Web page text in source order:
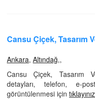
Cansu Çiçek, Tasarım
Ankara, Altındağ,,
Cansu Çiçek, Tasarım
detayları, telefon, e-
görüntülenmesi için